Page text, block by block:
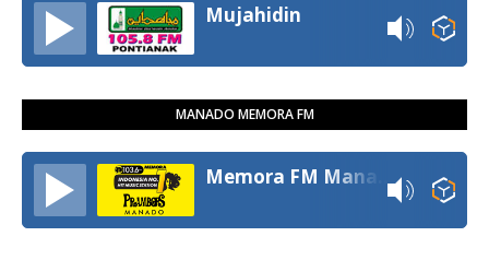
Mujahidin
MANADO MEMORA FM